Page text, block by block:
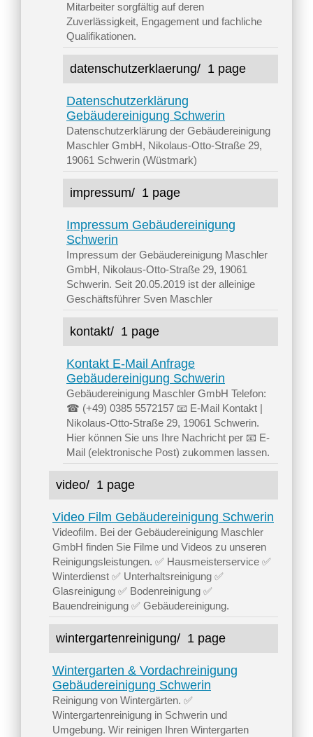
Mitarbeiter sorgfältig auf deren
Zuverlässigkeit, Engagement und fachliche
Qualifikationen.
datenschutzerklaerung/ 1 page
Datenschutzerklärung
Gebäudereinigung Schwerin
Datenschutzerklärung der Gebäudereinigung
Maschler GmbH, Nikolaus-Otto-Straße 29,
19061 Schwerin (Wüstmark)
impressum/ 1 page
Impressum Gebäudereinigung
Schwerin
Impressum der Gebäudereinigung Maschler
GmbH, Nikolaus-Otto-Straße 29, 19061
Schwerin. Seit 20.05.2019 ist der alleinige
Geschäftsführer Sven Maschler
kontakt/ 1 page
Kontakt E-Mail Anfrage
Gebäudereinigung Schwerin
Gebäudereinigung Maschler GmbH Telefon:
☎ (+49) 0385 5572157 📧 E-Mail Kontakt |
Nikolaus-Otto-Straße 29, 19061 Schwerin.
Hier können Sie uns Ihre Nachricht per 📧 E-
Mail (elektronische Post) zukommen lassen.
video/ 1 page
Video Film Gebäudereinigung Schwerin
Videofilm. Bei der Gebäudereinigung Maschler
GmbH finden Sie Filme und Videos zu unseren
Reinigungsleistungen. ✅ Hausmeisterservice ✅
Winterdienst ✅ Unterhaltsreinigung ✅
Glasreinigung ✅ Bodenreinigung ✅
Bauendreinigung ✅ Gebäudereinigung.
wintergartenreinigung/ 1 page
Wintergarten & Vordachreinigung
Gebäudereinigung Schwerin
Reinigung von Wintergärten. ✅
Wintergartenreinigung in Schwerin und
Umgebung. Wir reinigen Ihren Wintergarten